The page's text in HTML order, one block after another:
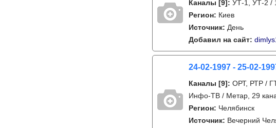
Каналы [9]: УТ-1, УТ-2 /
Регион: Киев
Источник: День
Добавил на сайт:
24-02-1997 - 25-02-
Каналы [9]: ОРТ, РТР /
Инфо-ТВ / Метар, 29
Регион: Челябинск
Источник: Вечерний